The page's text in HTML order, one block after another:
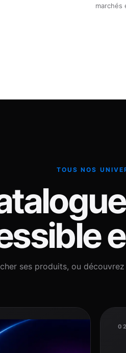
marchés
TOUS NOS
ses produits, ou
02